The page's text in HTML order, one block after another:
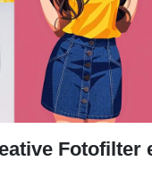
Fotofilter